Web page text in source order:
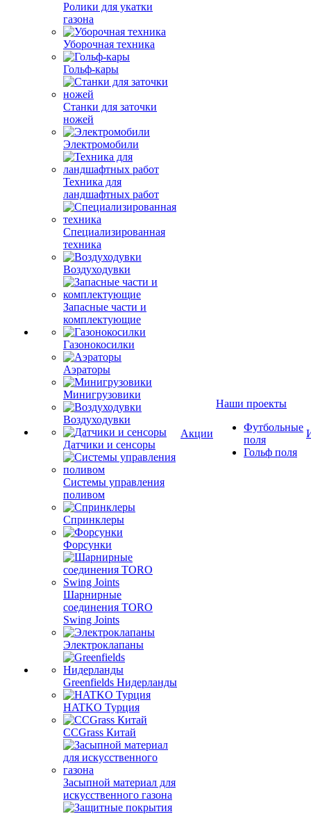
Ролики для укатки
газона
Уборочная техника
Гольф-кары
Станки для заточки
ножей
Электромобили
Техника для
ландшафтных работ
Специализированная
техника
Воздуходувки
Запасные части и
комплектующие
Газонокосилки
Аэраторы
Минигрузовики
Воздуходувки
Датчики и сенсоры
Системы управления
поливом
Спринклеры
Форсунки
Шарнирные
соединения TORO
Swing Joints
Электроклапаны
Greenfields Нидерланды
HATKO Турция
CCGrass Китай
Засыпной материал для
искусственного газона
Акции
Наши проекты
Футбольные
поля
Гольф поля